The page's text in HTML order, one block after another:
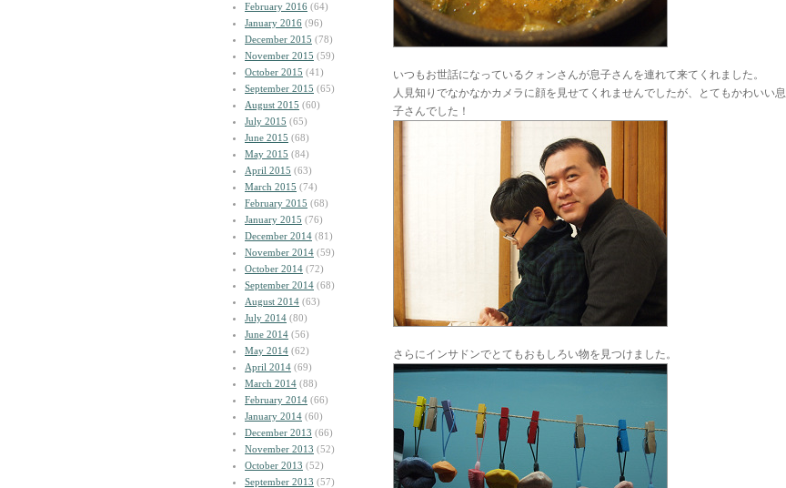
February 2016 (64)
January 2016 (96)
December 2015 (78)
November 2015 (59)
October 2015 (41)
September 2015 (65)
August 2015 (60)
July 2015 (65)
June 2015 (68)
May 2015 (84)
April 2015 (63)
March 2015 (74)
February 2015 (68)
January 2015 (76)
December 2014 (81)
November 2014 (59)
October 2014 (72)
September 2014 (68)
August 2014 (63)
July 2014 (80)
June 2014 (56)
May 2014 (62)
April 2014 (69)
March 2014 (88)
February 2014 (66)
January 2014 (60)
December 2013 (66)
November 2013 (52)
October 2013 (52)
September 2013 (57)
いつもお世話になっているクォンさんが息子さんを連れて来てくれました。
人見知りでなかなかカメラに顔を見せてくれませんでしたが、とてもかわいい息
子さんでした！
さらにインサドンでとてもおもしろい物を見つけました。